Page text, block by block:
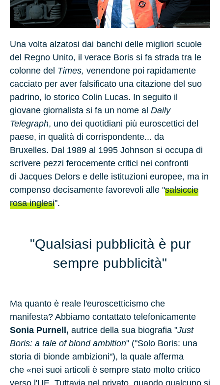
Una volta alzatosi dai banchi delle migliori scuole
del Regno Unito, il verace Boris si fa strada tra le
colonne del Times, venendone poi rapidamente
cacciato per aver falsificato una citazione del suo
padrino, lo storico Colin Lucas. In seguito il
giovane giornalista si fa un nome al Daily
Telegraph, uno dei quotidiani più euroscettici del
paese, in qualità di corrispondente... da
Bruxelles. Dal 1989 al 1995 Johnson si occupa di
scrivere pezzi ferocemente critici nei confronti
di Jacques Delors e delle istituzioni europee, ma in
compenso decisamente favorevoli alle "salsiccie
rosa inglesi".
"Qualsiasi pubblicità è pur
sempre pubblicità"
Ma quanto è reale l'euroscetticismo che
manifesta? Abbiamo contattato telefonicamente
Sonia Purnell, autrice della sua biografia "Just
Boris: a tale of blond ambition" ("Solo Boris: una
storia di bionde ambizioni"), la quale afferma
che «nei suoi articoli è sempre stato molto critico